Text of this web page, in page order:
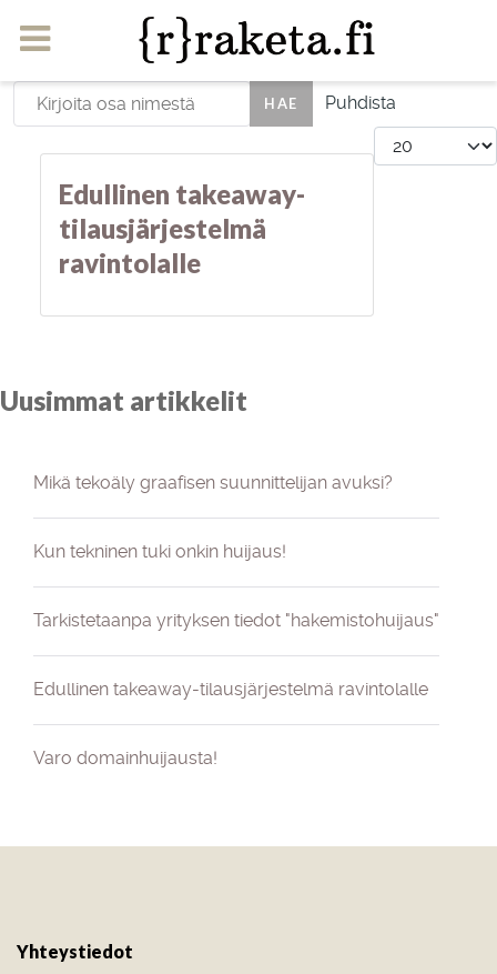
Kirjoita osa nimestä HAE
Puhdista
Näyttö #
Edullinen takeaway-
tilausjärjestelmä
ravintolalle
Uusimmat artikkelit
Mikä tekoäly graafisen suunnittelijan avuksi?
Kun tekninen tuki onkin huijaus!
Tarkistetaanpa yrityksen tiedot "hakemistohuijaus"
Edullinen takeaway-tilausjärjestelmä ravintolalle
Varo domainhuijausta!
Yhteystiedot